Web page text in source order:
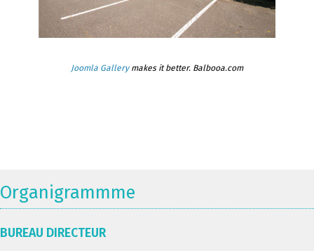
Joomla Gallerymakes it better. Balbooa.com
Organigrammme
BUREAU DIRECTEUR